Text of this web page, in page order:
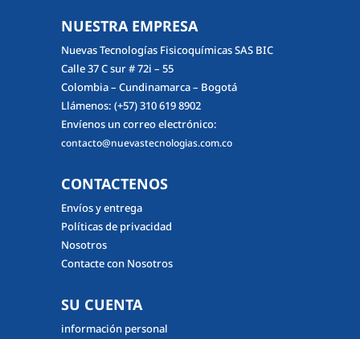
NUESTRA EMPRESA
Nuevas Tecnologías Fisicoquímicas SAS BIC
Calle 37 C sur # 72i – 55
Colombia – Cundinamarca – Bogotá
Llámenos: (+57) 310 619 8902
Envíenos un correo electrónico:
contacto@nuevastecnologias.com.co
CONTACTENOS
Envíos y entrega
Políticas de privacidad
Nosotros
Contacte con Nosotros
SU CUENTA
información personal